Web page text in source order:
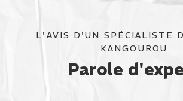
L'AVIS D'UN SPÉCIALISTE
KANGOUROU
Parole